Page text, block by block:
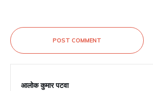
POST COMMENT
आलोक कुमार पटवा